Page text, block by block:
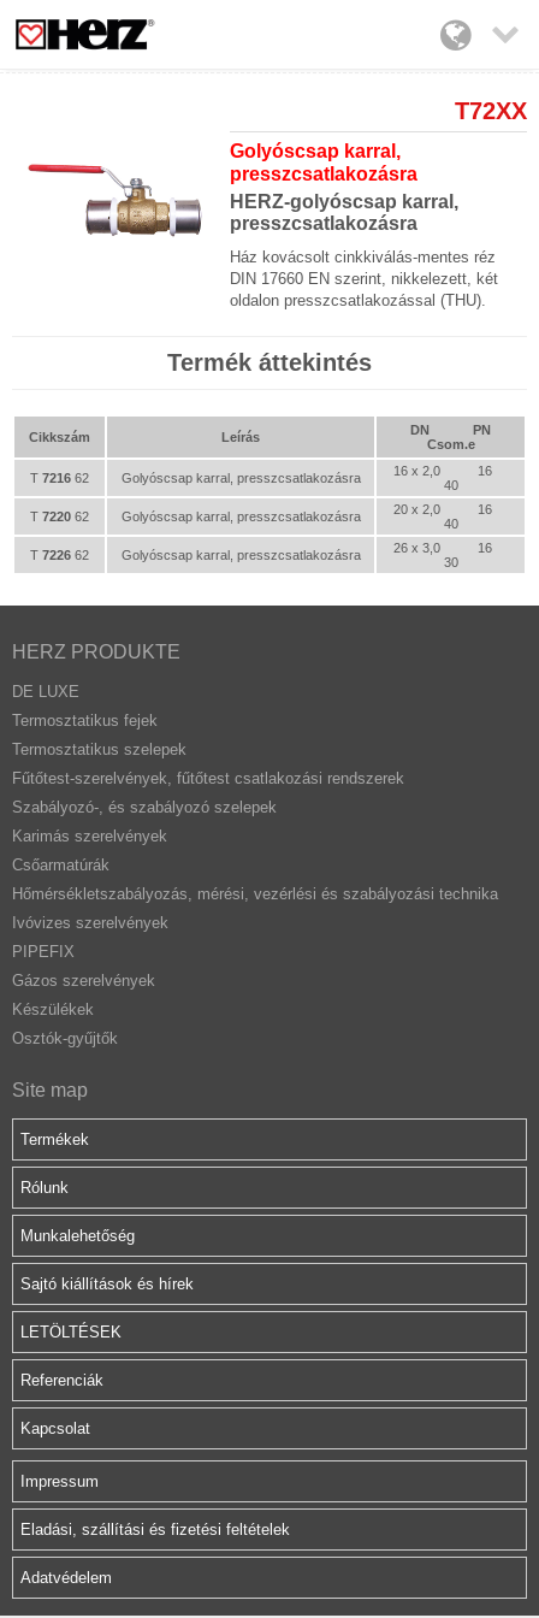

T72XX
Golyóscsap karral,
presszcsatlakozásra
HERZ-golyóscsap karral,
presszcsatlakozásra
Ház kovácsolt cinkkiválás-mentes réz
DIN 17660 EN szerint, nikkelezett, két
oldalon presszcsatlakozással (THU).
Termék áttekintés
Cikkszám Leírás DN
PN
Csom.e
T 7216 62 Golyóscsap karral, presszcsatlakozásra 16 x 2,0
16
40
T 7220 62 Golyóscsap karral, presszcsatlakozásra 20 x 2,0
16
40
T 7226 62 Golyóscsap karral, presszcsatlakozásra 26 x 3,0
16
30
HERZ PRODUKTE
DE LUXE
Termosztatikus fejek
Termosztatikus szelepek
Fűtőtest-szerelvények, fűtőtest csatlakozási rendszerek
Szabályozó-, és szabályozó szelepek
Karimás szerelvények
Csőarmatúrák
Hőmérsékletszabályozás, mérési, vezérlési és szabályozási technika
Ivóvizes szerelvények
PIPEFIX
Gázos szerelvények
Készülékek
Osztók-gyűjtők
Site map
Termékek
Rólunk
Munkalehetőség
Sajtó kiállítások és hírek
LETÖLTÉSEK
Referenciák
Kapcsolat
Impressum
Eladási, szállítási és fizetési feltételek
Adatvédelem